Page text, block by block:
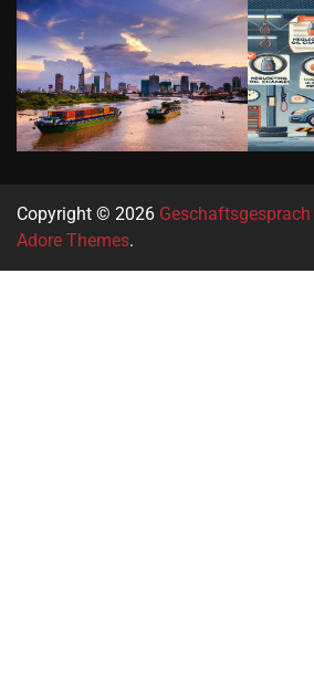
Copyright © 2026 Geschaftsgesprach
Adore Themes.